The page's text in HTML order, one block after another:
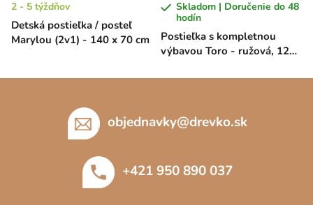
Detská postieľka / posteľ
Marylou (2v1) - 140 x 70 cm
2 - 5 týždňov
Postieľka s kompletnou
výbavou Toro - ružová, 120
Skladom | Doručenie do 48
hodín
objednavky@drevko.sk
+421 950 890 037